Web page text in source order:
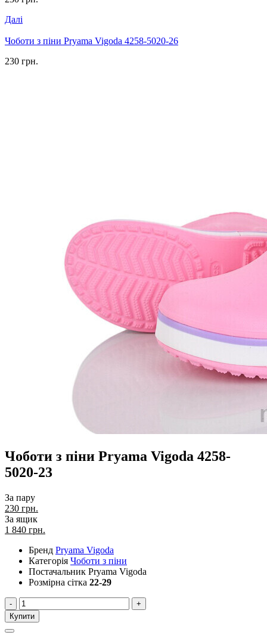
Далі
Чоботи з піни Pryama Vigoda 4258-5020-26
230 грн.
Чоботи з піни Pryama Vigoda 4258-
5020-23
За пару
230 грн.
За ящик
1 840 грн.
Бренд Pryama Vigoda
Категорія Чоботи з піни
Постачальник Pryama Vigoda
Розмірна сітка 22-29
-
+
Купити